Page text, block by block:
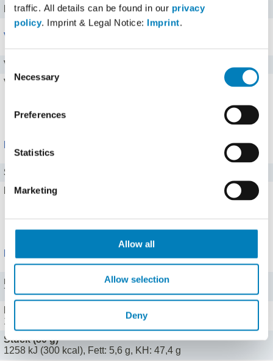
traffic. All details can be found in our privacy
policy. Imprint & Legal Notice: Imprint.
Consent
Selection
Necessary
Preferences
Statistics
Marketing
Allow all
Allow selection
Deny
Fett
7 g g
Vitamine
Vitamin E
Vitamin B1
Salz
Eisen
normale Portion (50 g)
786 kJ (188 kcal), Fett: 3,5 g, KH: 29,7 g
142 kJ (34 kcal), Fett: 0,6 g, KH: 5,3 g
Stück (80 g)
1258 kJ (300 kcal), Fett: 5,6 g, KH: 47,4 g